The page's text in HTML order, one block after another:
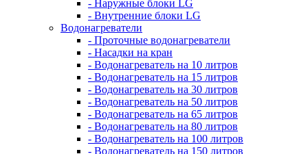
- Наружные блоки LG
- Внутренние блоки LG
Водонагреватели
- Проточные водонагреватели
- Наcадки на кран
- Водонагреватель на 10 литров
- Водонагреватель на 15 литров
- Водонагреватель на 30 литров
- Водонагреватель на 50 литров
- Водонагреватель на 65 литров
- Водонагреватель на 80 литров
- Водонагреватель на 100 литров
- Водонагреватель на 150 литров